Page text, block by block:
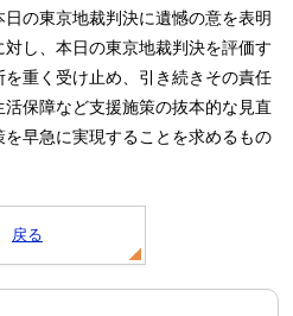
の東京地裁判決に遺憾の意を表明
し、本日の東京地裁判決を評価す
重く受け止め、引き続きその責任
保障など支援施策の抜本的な見直
早急に実現することを求めるもの
戻る